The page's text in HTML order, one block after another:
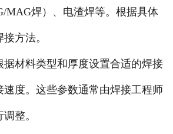
MAG焊）、电渣焊等。根据具体
方法。
材料类型和厚度设置合适的焊接
速度。这些参数通常由焊接工程师
整。